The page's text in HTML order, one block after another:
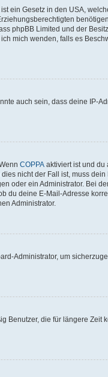
ein Gesetz in den USA,
phpBB Limited und der
mich wenden, falls es
auch sein, dass deine IP-
COPPA aktiviert ist und du
nicht der Fall ist, muss dein
oder ein Administrator. Bei
du deine E-Mail-Adresse
Administrator.
Administrator, um
Benutzer, die für längere Zeit